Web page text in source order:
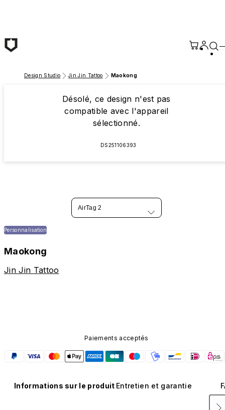
Design Studio Jin Jin Tattoo Maokong
Désolé, ce design n'est pas
compatible avec l'appareil
sélectionné.
DS251106393
AirTag 2
Personnalisation
Maokong
Jin Jin Tattoo
Paiements acceptés
Informations sur le produit Entretien et garantie